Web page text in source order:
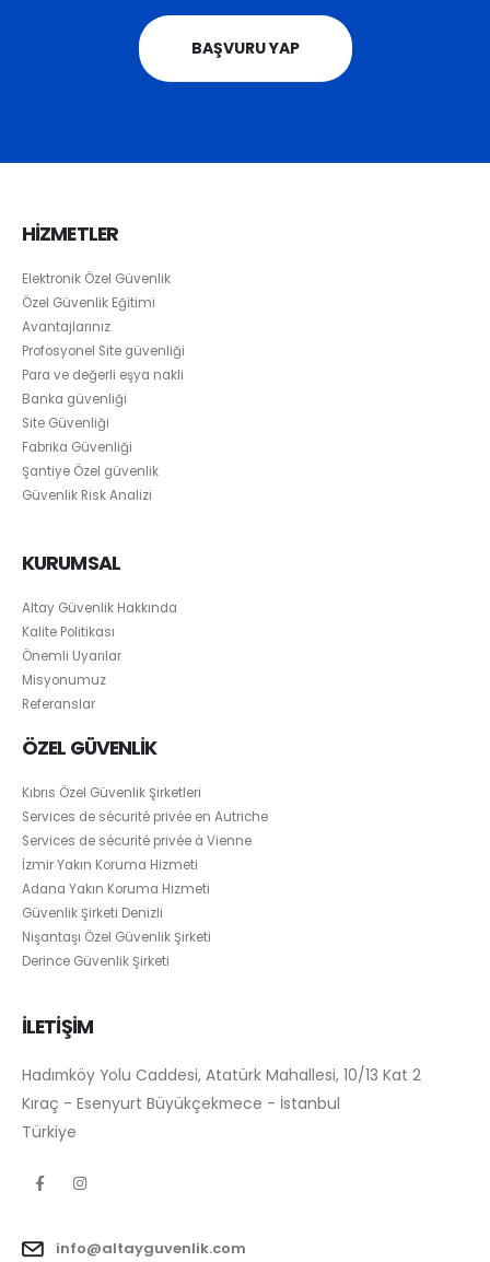
BAŞVURU YAP
HİZMETLER
Elektronik Özel Güvenlik
Özel Güvenlik Eğitimi
Avantajlarınız
Profosyonel Site güvenliği
Para ve değerli eşya nakli
Banka güvenliği
Site Güvenliği
Fabrika Güvenliği
Şantiye Özel güvenlik
Güvenlik Risk Analizi
KURUMSAL
Altay Güvenlik Hakkında
Kalite Politikası
Önemli Uyarılar
Misyonumuz
Referanslar
ÖZEL GÜVENLİK
Kıbrıs Özel Güvenlik Şirketleri
Services de sécurité privée en Autriche
Services de sécurité privée à Vienne
İzmir Yakın Koruma Hizmeti
Adana Yakın Koruma Hizmeti
Güvenlik Şirketi Denizli
Nişantaşı Özel Güvenlik Şirketi
Derince Güvenlik Şirketi
İLETİŞİM
Hadımköy Yolu Caddesi, Atatürk Mahallesi, 10/13 Kat 2
Kıraç - Esenyurt Büyükçekmece - İstanbul
Türkiye
info@altayguvenlik.com